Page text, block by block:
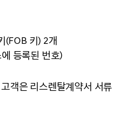
(FOB 키) 2개
등록된 번호)
객은 리스렌탈계약서 서류